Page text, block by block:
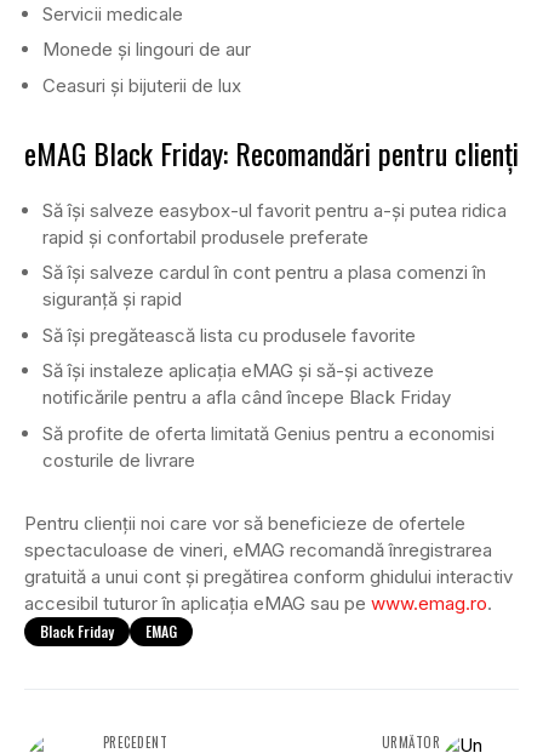
Servicii medicale
Monede și lingouri de aur
Ceasuri și bijuterii de lux
eMAG Black Friday: Recomandări pentru clienți
Să își salveze easybox-ul favorit pentru a-și putea ridica
rapid și confortabil produsele preferate
Să își salveze cardul în cont pentru a plasa comenzi în
siguranță și rapid
Să își pregătească lista cu produsele favorite
Să își instaleze aplicația eMAG și să-și activeze
notificările pentru a afla când începe Black Friday
Să profite de oferta limitată Genius pentru a economisi
costurile de livrare
Pentru clienții noi care vor să beneficieze de ofertele
spectaculoase de vineri, eMAG recomandă înregistrarea
gratuită a unui cont și pregătirea conform ghidului interactiv
accesibil tuturor în aplicația eMAG sau pe www.emag.ro.
Black Friday EMAG
PRECEDENT URMĂTOR